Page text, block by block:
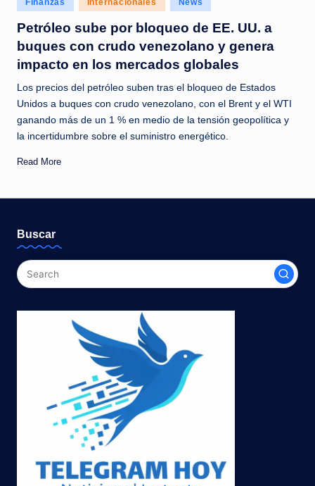
c
i
a
a
l
n
s
a
n
t
e
in
Finanzas Internacionales News
Petróleo sube por bloqueo de EE. UU. a
buques con crudo venezolano y genera
impacto en los mercados globales
Los precios del petróleo suben tras el bloqueo de Estados
Unidos a buques con crudo venezolano, con el Brent y el WTI
ganando más de un 1 % en medio de la tensión geopolítica y
la incertidumbre sobre el suministro energético.
Read More
Buscar